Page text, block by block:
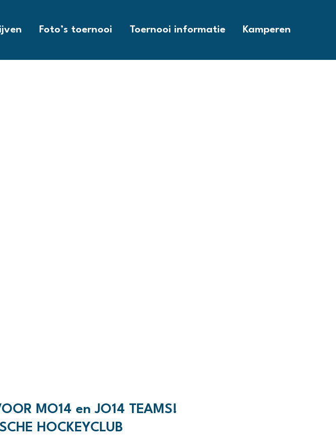
Foto’s toernooi Toernooi informatie Kamperen
MO14 en JO14 TEAMS!
HOCKEYCLUB